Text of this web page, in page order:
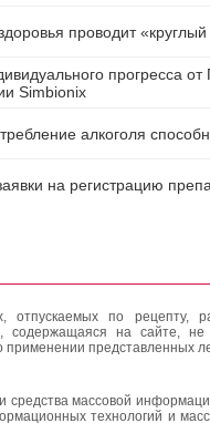
проводит «круглый
прогресса
Simbionix
алкоголя
на регистрацию
отпускаемых по рецепту,
содержащаяся на сайте,
применении представленных
средства массовой
технологий и